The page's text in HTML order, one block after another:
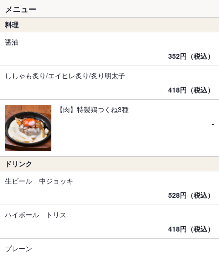
メニュー
料理
醤油
352円（税込）
ししゃも炙り/エイヒレ炙り/炙り明太子
418円（税込）
【肉】特製鶏つくね3種
-
ドリンク
生ビール 中ジョッキ
528円（税込）
ハイボール トリス
418円（税込）
プレーン